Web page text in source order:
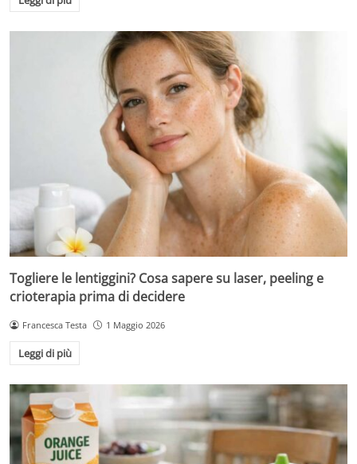
Togliere le lentiggini? Cosa sapere su laser, peeling e
crioterapia prima di decidere
Francesca Testa 1 Maggio 2026
Leggi di più